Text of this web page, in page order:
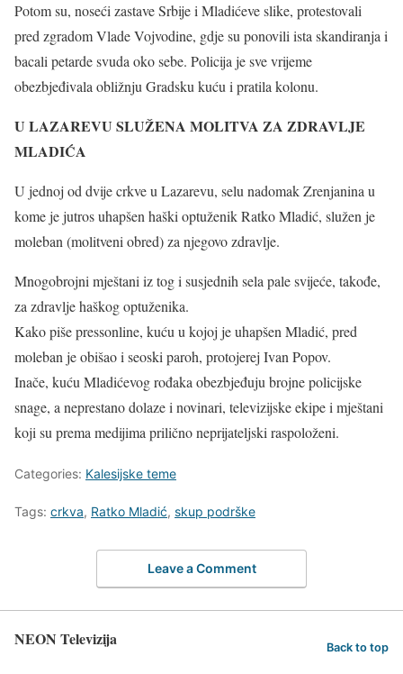
Potom su, noseći zastave Srbije i Mladićeve slike, protestovali
pred zgradom Vlade Vojvodine, gdje su ponovili ista skandiranja i
bacali petarde svuda oko sebe. Policija je sve vrijeme
obezbjeđivala obližnju Gradsku kuću i pratila kolonu.
U LAZAREVU SLUŽENA MOLITVA ZA ZDRAVLJE
MLADIĆA
U jednoj od dvije crkve u Lazarevu, selu nadomak Zrenjanina u
kome je jutros uhapšen haški optuženik Ratko Mladić, služen je
moleban (molitveni obred) za njegovo zdravlje.
Mnogobrojni mještani iz tog i susjednih sela pale svijeće, takođe,
za zdravlje haškog optuženika.
Kako piše pressonline, kuću u kojoj je uhapšen Mladić, pred
moleban je obišao i seoski paroh, protojerej Ivan Popov.
Inače, kuću Mladićevog rođaka obezbjeđuju brojne policijske
snage, a neprestano dolaze i novinari, televizijske ekipe i mještani
koji su prema medijima prilično neprijateljski raspoloženi.
Categories: Kalesijske teme
Tags: crkva, Ratko Mladić, skup podrške
Leave a Comment
NEON Televizija Back to top